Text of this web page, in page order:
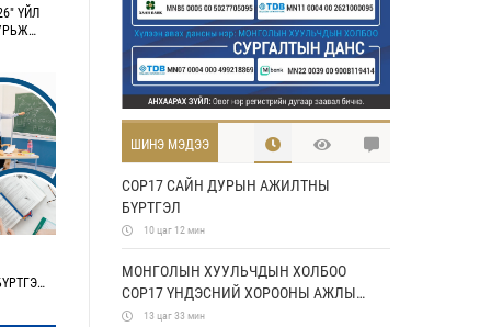
ҮЙЛ
ШИНЭ МЭДЭЭ
COP17 САЙН ДУРЫН АЖИЛТНЫ
БҮРТГЭЛ
10 цаг 12 мин
МОНГОЛЫН ХУУЛЬЧДЫН ХОЛБОО
COP17 ҮНДЭСНИЙ ХОРООНЫ АЖЛЫН
АЛБАТАЙ ХАМТРАН АЖИЛЛАХ
13 цаг 33 мин